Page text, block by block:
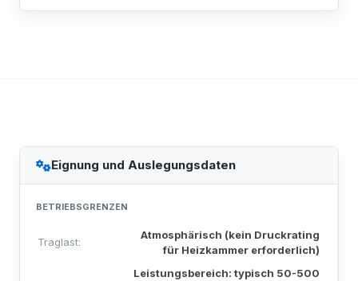
Eignung und Auslegungsdaten
BETRIEBSGRENZEN
Traglast:
Atmosphärisch (kein Druckrating
für Heizkammer erforderlich)
Leistungsbereich: typisch 50-500